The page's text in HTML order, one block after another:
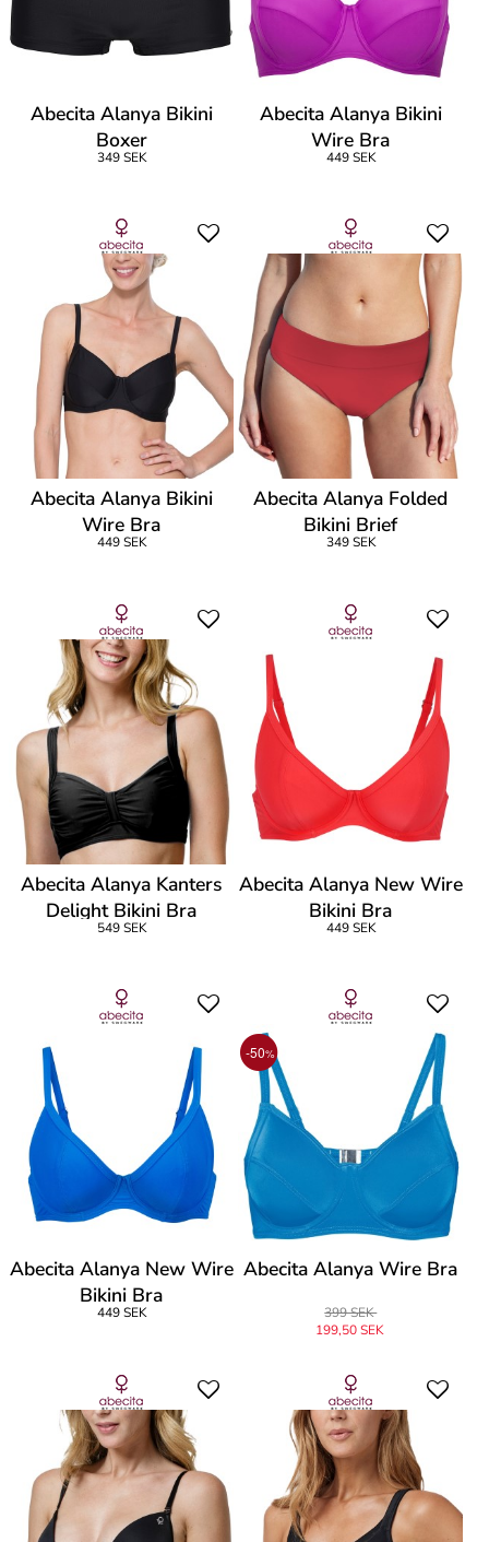
Abecita Alanya Bikini
Boxer
349 SEK
Abecita Alanya Bikini
Wire Bra
449 SEK
Abecita Alanya Bikini
Wire Bra
449 SEK
Abecita Alanya Folded
Bikini Brief
349 SEK
Abecita Alanya Kanters
Delight Bikini Bra
549 SEK
Abecita Alanya New Wire
Bikini Bra
449 SEK
Abecita Alanya New Wire
Bikini Bra
449 SEK
-50%
Abecita Alanya Wire Bra
399 SEK
199,50 SEK